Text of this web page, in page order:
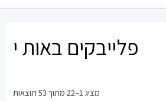
פלייבקים באות י
מציג 1–22 מתוך 53 תוצאות